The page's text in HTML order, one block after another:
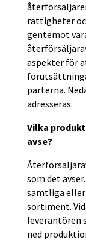
rättigheter
gentemot
aspekter för
parterna.
adresseras:
Vilka
avse?
som det
samtliga eller
sortiment.
leverantören
ned